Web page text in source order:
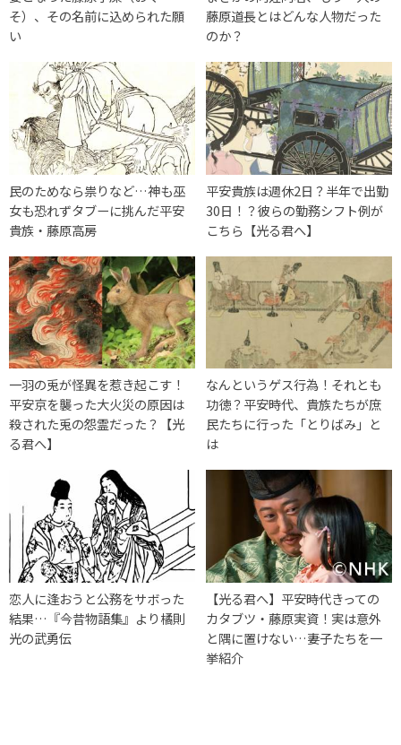
そ）、その名前に込められた願
い
藤原道長とはどんな人物だった
のか？
民のためなら祟りなど…神も巫
女も恐れずタブーに挑んだ平安
貴族・藤原高房
平安貴族は週休2日？半年で出勤
30日！？彼らの勤務シフト例が
こちら【光る君へ】
一羽の兎が怪異を惹き起こす！
平安京を襲った大火災の原因は
殺された兎の怨霊だった？【光
る君へ】
なんというゲス行為！それとも
功徳？平安時代、貴族たちが庶
民たちに行った「とりばみ」と
は
恋人に逢おうと公務をサボった
結果…『今昔物語集』より橘則
光の武勇伝
【光る君へ】平安時代きっての
カタブツ・藤原実資！実は意外
と隅に置けない…妻子たちを一
挙紹介